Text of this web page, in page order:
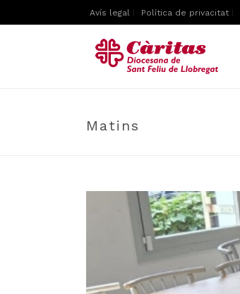
Avís legal Política de privacitat
Matins